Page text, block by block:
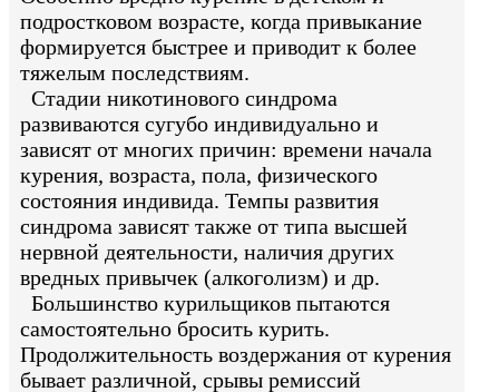
подростковом возрасте, когда привыкание
формируется быстрее и приводит к более
тяжелым последствиям.
Стадии никотинового синдрома
развиваются сугубо индивидуально и
зависят от многих причин: времени начала
курения, возраста, пола, физического
состояния индивида. Темпы развития
синдрома зависят также от типа высшей
нервной деятельности, наличия других
вредных привычек (алкоголизм) и др.
Большинство курильщиков пытаются
самостоятельно бросить курить.
Продолжительность воздержания от курения
бывает различной, срывы ремиссий